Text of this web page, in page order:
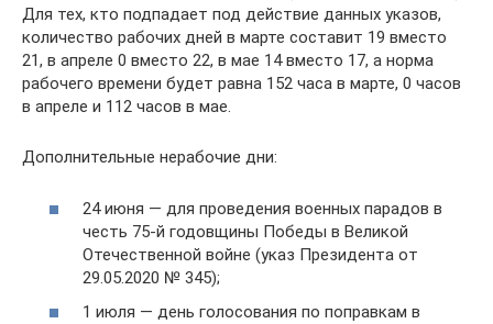
Для тех, кто подпадает под действие данных указов,
количество рабочих дней в марте составит 19 вместо
21, в апреле 0 вместо 22, в мае 14 вместо 17, а норма
рабочего времени будет равна 152 часа в марте, 0 часов
в апреле и 112 часов в мае.
Дополнительные нерабочие дни:
24 июня — для проведения военных парадов в
честь 75-й годовщины Победы в Великой
Отечественной войне (указ Президента от
29.05.2020 № 345);
1 июля — день голосования по поправкам в